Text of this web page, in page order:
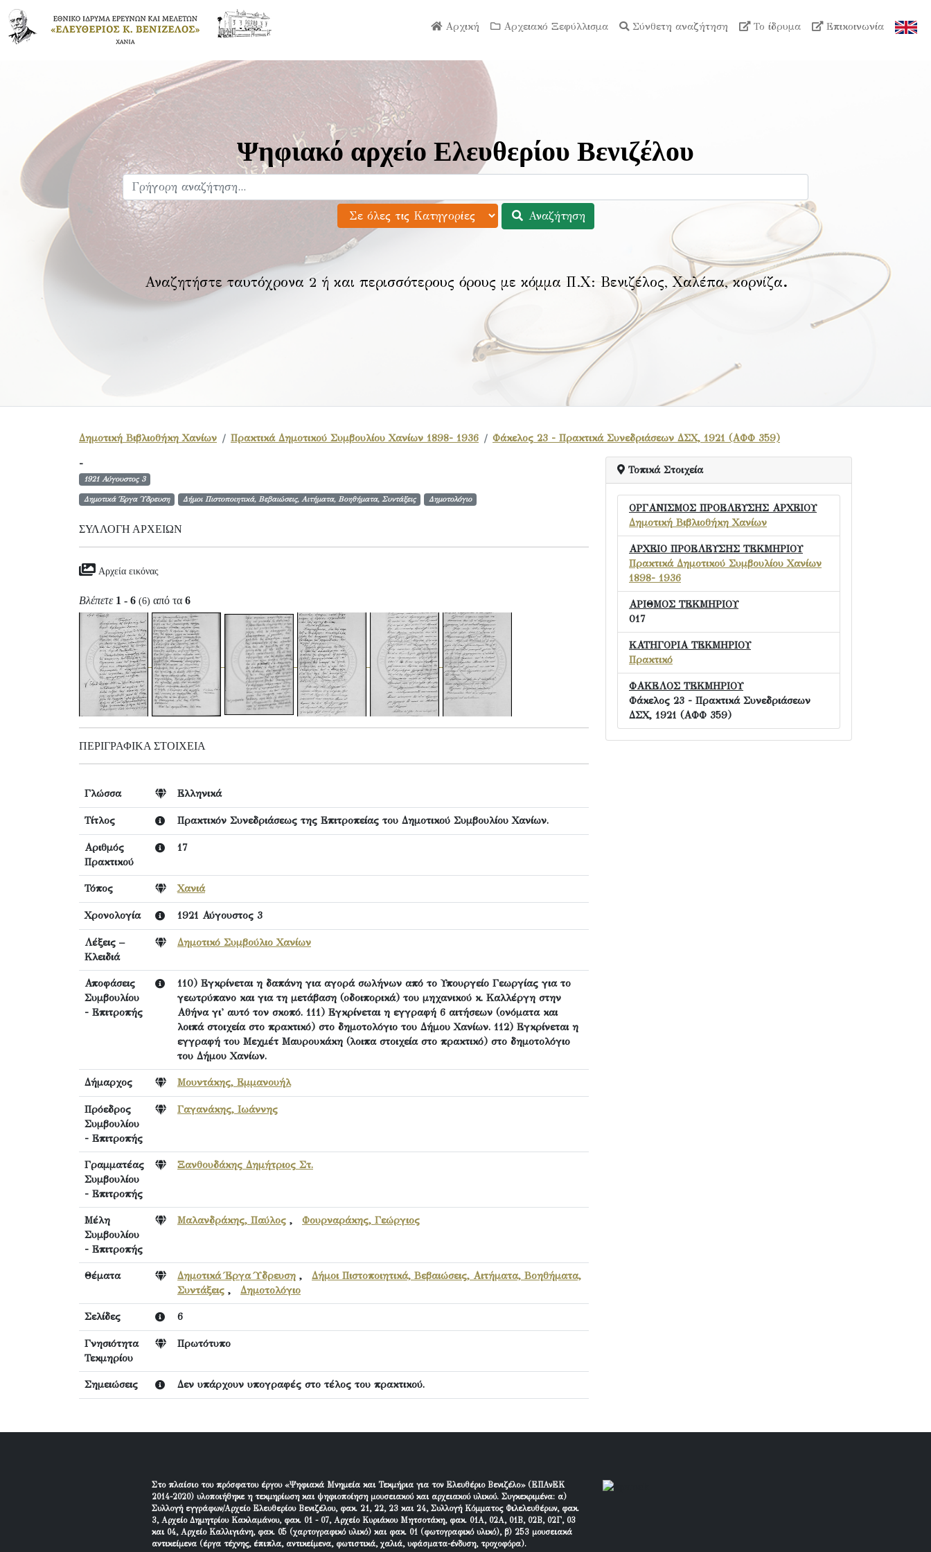
Αρχική Αρχειακό Ξεφύλλισμα Σύνθετη αναζήτηση Το ίδρυμα Επικοινωνία
Ψηφιακό αρχείο Ελευθερίου Βενιζέλου
Αναζήτηση
Αναζητήστε ταυτόχρονα 2 ή και περισσότερους όρους με κόμμα Π.Χ: Βενιζέλος, Χαλέπα, κορνίζα.
Δημοτική Βιβλιοθήκη Χανίων Πρακτικά Δημοτικού Συμβουλίου Χανίων 1898- 1936 Φάκελος 23 - Πρακτικά Συνεδριάσεων ΔΣΧ, 1921 (ΑΦΦ 359)
-
1921 Αύγουστος 3
Δημοτικά Έργα Ύδρευση Δήμοι Πιστοποιητικά, Βεβαιώσεις, Αιτήματα, Βοηθήματα, Συντάξεις Δημοτολόγιο
ΣΥΛΛΟΓΉ ΑΡΧΕΊΩΝ
Αρχεία εικόνας
Βλέπετε 1 - 6 (6) από τα 6
ΠΕΡΙΓΡΑΦΙΚΆ ΣΤΟΙΧΕΊΑ
Γλώσσα Ελληνικά
Τίτλος Πρακτικόν Συνεδριάσεως της Επιτροπείας του Δημοτικού Συμβουλίου Χανίων.
Αριθμός
Πρακτικού
17
Τόπος Χανιά
Χρονολογία 1921 Αύγουστος 3
Λέξεις –
Κλειδιά
Δημοτικό Συμβούλιο Χανίων
Αποφάσεις
Συμβουλίου
- Επιτροπής
110) Εγκρίνεται η δαπάνη για αγορά σωλήνων από το Υπουργείο Γεωργίας για το
γεωτρύπανο και για τη μετάβαση (οδοιπορικά) του μηχανικού κ. Καλλέργη στην
Αθήνα γι' αυτό τον σκοπό. 111) Εγκρίνεται η εγγραφή 6 αιτήσεων (ονόματα και
λοιπά στοιχεία στο πρακτικό) στο δημοτολόγιο του Δήμου Χανίων. 112) Εγκρίνεται η
εγγραφή του Μεχμέτ Μαυρουκάκη (λοιπα στοιχεία στο πρακτικό) στο δημοτολόγιο
του Δήμου Χανίων.
Δήμαρχος Μουντάκης, Εμμανουήλ
Πρόεδρος
Συμβουλίου
- Επιτροπής
Γαγανάκης, Ιωάννης
Γραμματέας
Συμβουλίου
- Επιτροπής
Ξανθουδάκης Δημήτριος Στ.
Μέλη
Συμβουλίου
- Επιτροπής
Μαλανδράκης, Παύλος , Φουρναράκης, Γεώργιος
Θέματα Δημοτικά Έργα Ύδρευση , Δήμοι Πιστοποιητικά, Βεβαιώσεις, Αιτήματα, Βοηθήματα,
Συντάξεις , Δημοτολόγιο
Σελίδες 6
Γνησιότητα
Τεκμηρίου
Πρωτότυπο
Σημειώσεις Δεν υπάρχουν υπογραφές στο τέλος του πρακτικού.
Τοπικά Στοιχεία
ΟΡΓΑΝΙΣΜΟΣ ΠΡΟΕΛΕΥΣΗΣ ΑΡΧΕΙΟΥ
Δημοτική Βιβλιοθήκη Χανίων
ΑΡΧΕΙΟ ΠΡΟΕΛΕΥΣΗΣ ΤΕΚΜΗΡΙΟΥ
Πρακτικά Δημοτικού Συμβουλίου Χανίων
1898- 1936
ΑΡΙΘΜΟΣ ΤΕΚΜΗΡΙΟΥ
017
ΚΑΤΗΓΟΡΙΑ ΤΕΚΜΗΡΙΟΥ
Πρακτικό
ΦΑΚΕΛΟΣ ΤΕΚΜΗΡΙΟΥ
Φάκελος 23 - Πρακτικά Συνεδριάσεων
ΔΣΧ, 1921 (ΑΦΦ 359)
Στο πλαίσιο του πρόσφατου έργου «Ψηφιακά Μνημεία και Τεκμήρια για τον Ελευθέριο Βενιζέλο» (ΕΠΑνΕΚ
2014-2020) υλοποιήθηκε η τεκμηρίωση και ψηφιοποίηση μουσειακού και αρχειακού υλικού. Συγκεκριμένα: α)
Συλλογή εγγράφων/Αρχείο Ελευθερίου Βενιζέλου, φακ. 21, 22, 23 και 24, Συλλογή Κόμματος Φιλελευθέρων, φακ.
3, Αρχείο Δημητρίου Κακλαμάνου, φακ. 01 - 07, Αρχείο Κυριάκου Μητσοτάκη, φακ. 01Α, 02Α, 01Β, 02Β, 02Γ, 03
και 04, Αρχείο Καλλιγιάνη, φακ. 05 (χαρτογραφικό υλικό) και φακ. 01 (φωτογραφικό υλικό), β) 253 μουσειακά
αντικείμενα (έργα τέχνης, έπιπλα, αντικείμενα, φωτιστικά, χαλιά, υφάσματα-ένδυση, τροχοφόρα).